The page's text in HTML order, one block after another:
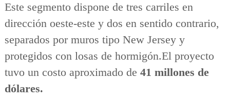
Este segmento dispone de tres carriles en
dirección oeste-este y dos en sentido contrario,
separados por muros tipo New Jersey y
protegidos con losas de hormigón.El proyecto
tuvo un costo aproximado de 41 millones de
dólares.